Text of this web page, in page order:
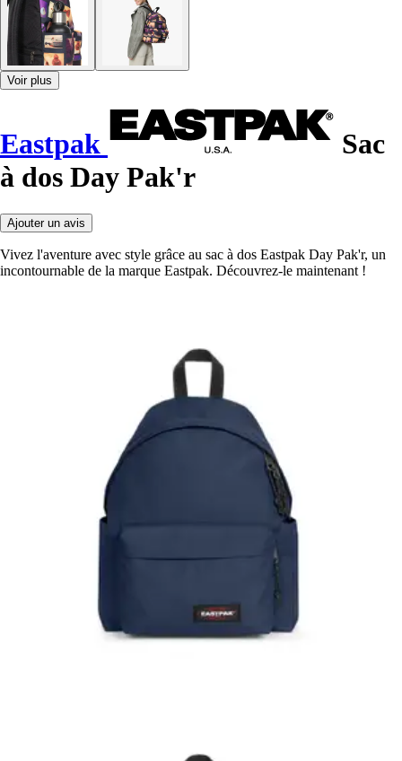
Voir plus
Eastpak
Sac
à dos Day Pak'r
Ajouter un avis
Vivez l'aventure avec style grâce au sac à dos Eastpak Day Pak'r, un
incontournable de la marque Eastpak. Découvrez-le maintenant !